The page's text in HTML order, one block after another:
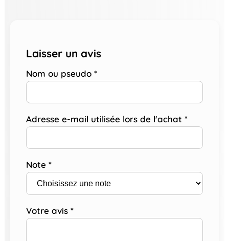
Laisser un avis
Nom ou pseudo *
Adresse e-mail utilisée lors de l'achat *
Note *
Votre avis *